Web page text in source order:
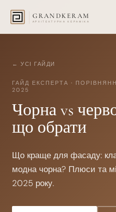
GRANDKERAM
АРХІТЕКТУРНА КЕРАМІКА
← УСІ ГАЙДИ
ГАЙД ЕКСПЕРТА ·
2025
Чорна vs
що обрати
Що краще для фасаду:
модна чорна? Плюси та
2025 року.